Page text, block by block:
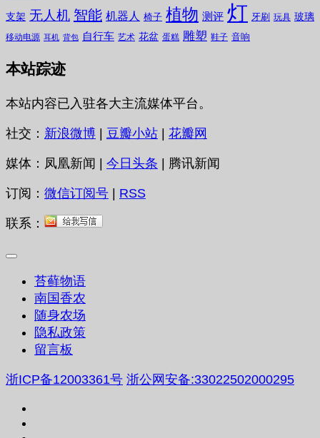
支架 无人机 智能 机器人 椅子 植物 测评 灯 牙刷 玩具 玻璃
移动电源 耳机 背包 自行车 艺术 花盆 蛋糕 雕塑 鞋子 音响
本站踪迹
本站内容已入驻各大主流媒体平台。
社交： 新浪微博 | 豆瓣小站 | 花瓣网
媒体：凤凰新闻 | 今日头条 | 腾讯新闻
订阅： 微信订阅号 | RSS
联系：
苔藓物语
南国香农
随身农场
隐私政策
留言板
浙ICP备12003361号 浙公网安备:33022502000295